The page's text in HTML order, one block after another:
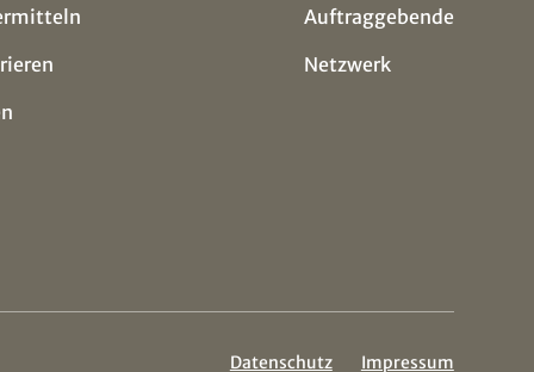
Auftraggebende
Netzwerk
Datenschutz Impressum